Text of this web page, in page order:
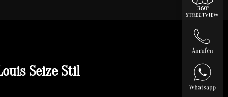
Seize Stil